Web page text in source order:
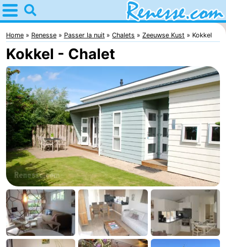
Home
Renesse
Astuces
Avec
les
enfants
Passer
la
nuit
Appartements
-
Port
Greve
-
Zeeuwse
Kust
Campings
Chambre
d'hôtes
Chaumières
Home Renesse Passer la nuit Chalets Zeeuwse Kust Kokkel
Kokkel - Chalet